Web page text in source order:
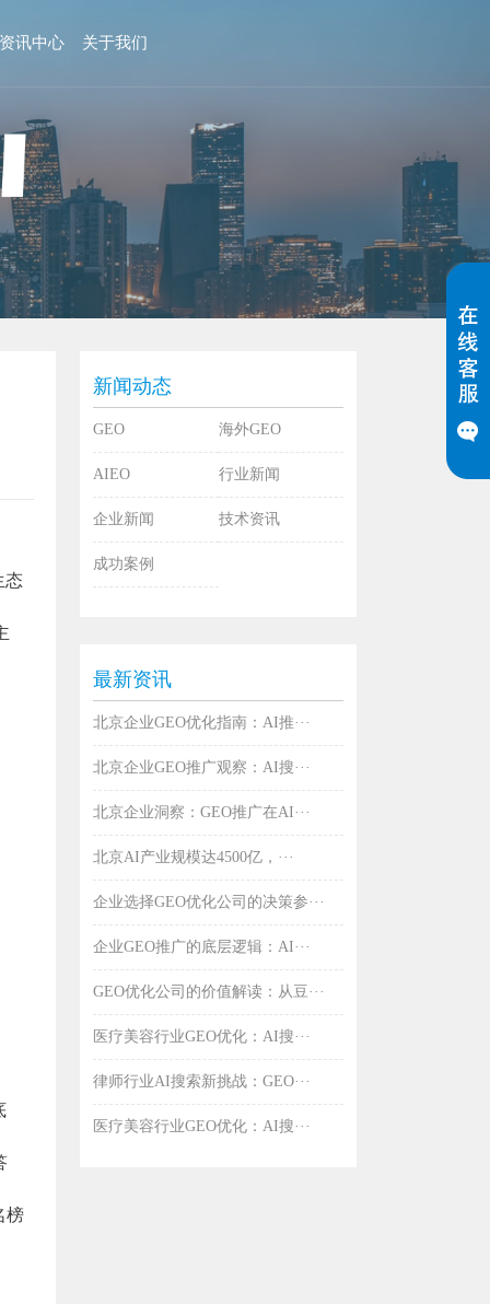
资讯中心 关于我们
态
榜
新闻动态
GEO 海外GEO
AIEO 行业新闻
企业新闻 技术资讯
成功案例
最新资讯
北京企业GEO优化指南：AI推···
北京企业GEO推广观察：AI搜···
北京企业洞察：GEO推广在AI···
北京AI产业规模达4500亿，···
企业选择GEO优化公司的决策参···
企业GEO推广的底层逻辑：AI···
GEO优化公司的价值解读：从豆···
医疗美容行业GEO优化：AI搜···
律师行业AI搜索新挑战：GEO···
医疗美容行业GEO优化：AI搜···